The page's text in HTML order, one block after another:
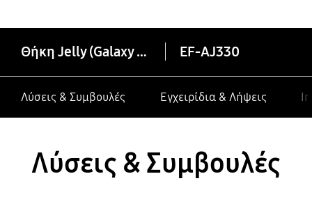
Θήκη Jelly (Galaxy J3 (2017)) EF-AJ330
Λύσεις & Συμβουλές Εγχειρίδια & Λήψεις
Λύσεις & Συμβουλές